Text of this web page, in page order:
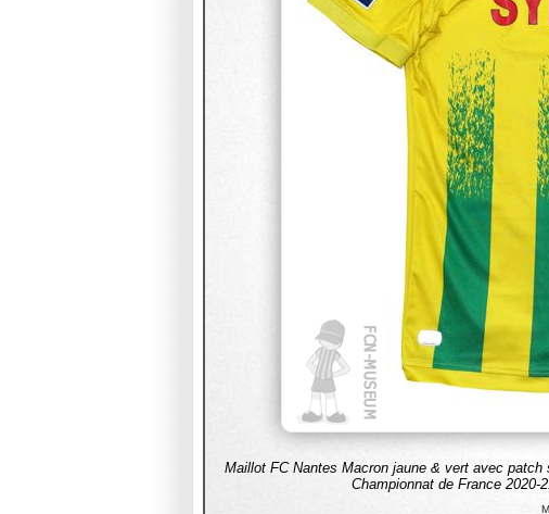
Maillot FC Nantes Macron jaune & vert avec
Championnat de France 2020-